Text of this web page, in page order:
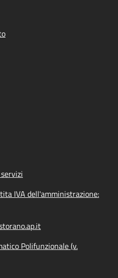
IVA dell'amministrazione:
Polifunzionale (v.